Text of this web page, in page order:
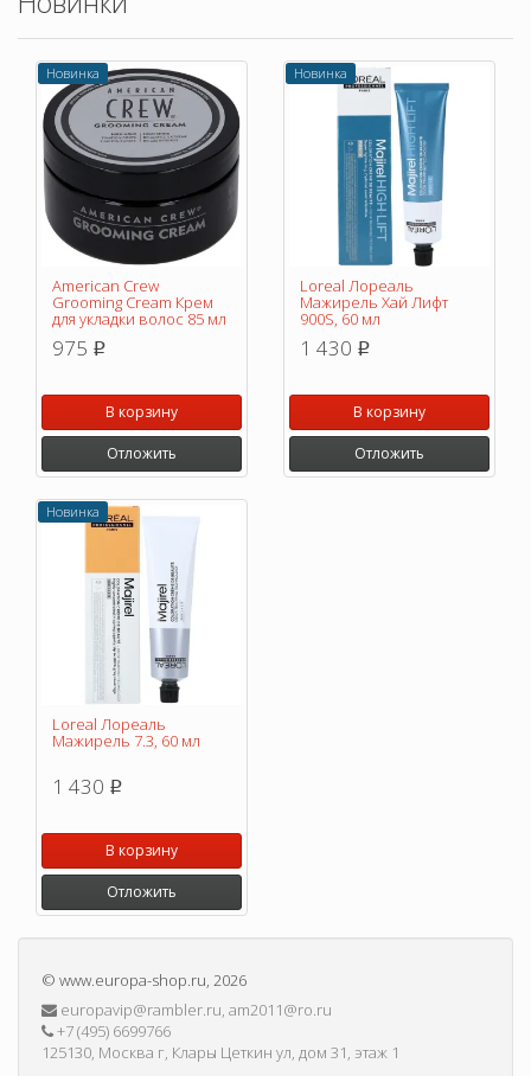
Новинка
American Crew
Grooming Cream Крем
для укладки волос 85 мл
975 p
В корзину
Отложить
Новинка
Loreal Лореаль
Мажирель Хай Лифт
900S, 60 мл
1 430 p
В корзину
Отложить
Новинка
Loreal Лореаль
Мажирель 7.3, 60 мл
1 430 p
В корзину
Отложить
© www.europa-shop.ru, 2026
europavip@rambler.ru, am2011@ro.ru
+7 (495) 6699766
125130, Москва г, Клары Цеткин ул, дом 31, этаж 1